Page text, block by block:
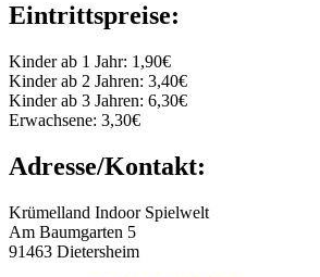
Eintrittspreise:
Kinder ab 1 Jahr: 1,90€
Kinder ab 2 Jahren: 3,40€
Kinder ab 3 Jahren: 6,30€
Erwachsene: 3,30€
Adresse/Kontakt:
Krümelland Indoor Spielwelt
Am Baumgarten 5
91463 Dietersheim